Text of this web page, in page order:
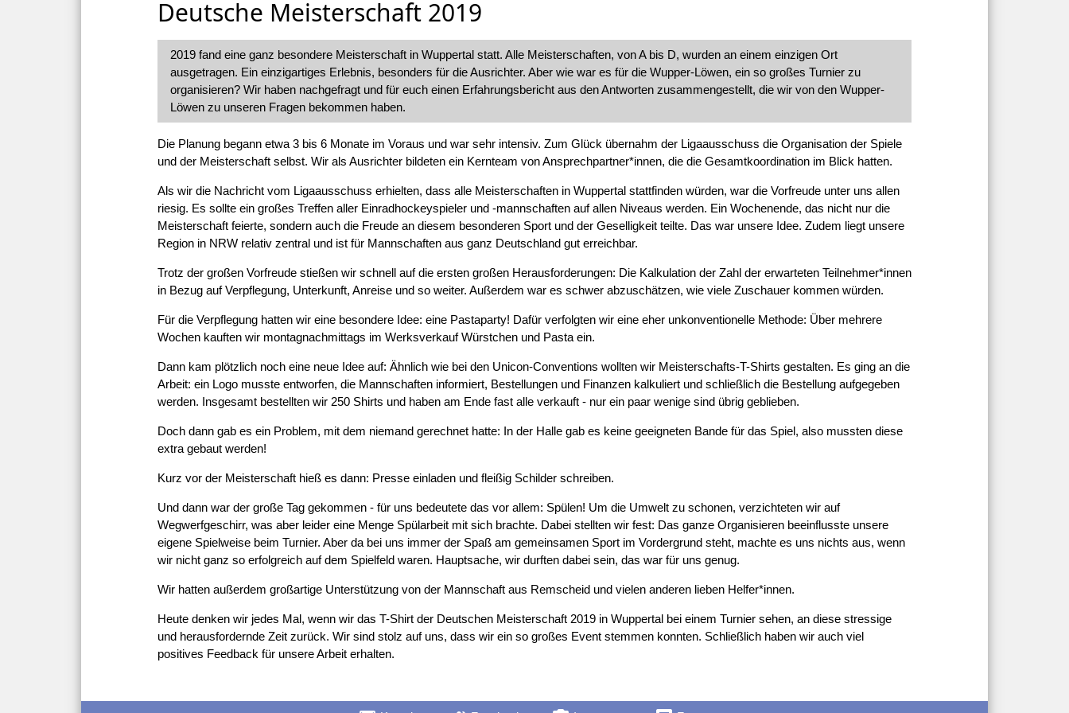
Deutsche Meisterschaft 2019
2019 fand eine ganz besondere Meisterschaft in Wuppertal statt. Alle Meisterschaften, von A bis D, wurden an einem einzigen Ort
ausgetragen. Ein einzigartiges Erlebnis, besonders für die Ausrichter. Aber wie war es für die Wupper-Löwen, ein so großes Turnier zu
organisieren? Wir haben nachgefragt und für euch einen Erfahrungsbericht aus den Antworten zusammengestellt, die wir von den Wupper-
Löwen zu unseren Fragen bekommen haben.
Die Planung begann etwa 3 bis 6 Monate im Voraus und war sehr intensiv. Zum Glück übernahm der Ligaausschuss die Organisation der Spiele
und der Meisterschaft selbst. Wir als Ausrichter bildeten ein Kernteam von Ansprechpartner*innen, die die Gesamtkoordination im Blick hatten.
Als wir die Nachricht vom Ligaausschuss erhielten, dass alle Meisterschaften in Wuppertal stattfinden würden, war die Vorfreude unter uns allen
riesig. Es sollte ein großes Treffen aller Einradhockeyspieler und -mannschaften auf allen Niveaus werden. Ein Wochenende, das nicht nur die
Meisterschaft feierte, sondern auch die Freude an diesem besonderen Sport und der Geselligkeit teilte. Das war unsere Idee. Zudem liegt unsere
Region in NRW relativ zentral und ist für Mannschaften aus ganz Deutschland gut erreichbar.
Trotz der großen Vorfreude stießen wir schnell auf die ersten großen Herausforderungen: Die Kalkulation der Zahl der erwarteten Teilnehmer*innen
in Bezug auf Verpflegung, Unterkunft, Anreise und so weiter. Außerdem war es schwer abzuschätzen, wie viele Zuschauer kommen würden.
Für die Verpflegung hatten wir eine besondere Idee: eine Pastaparty! Dafür verfolgten wir eine eher unkonventionelle Methode: Über mehrere
Wochen kauften wir montagnachmittags im Werksverkauf Würstchen und Pasta ein.
Dann kam plötzlich noch eine neue Idee auf: Ähnlich wie bei den Unicon-Conventions wollten wir Meisterschafts-T-Shirts gestalten. Es ging an die
Arbeit: ein Logo musste entworfen, die Mannschaften informiert, Bestellungen und Finanzen kalkuliert und schließlich die Bestellung aufgegeben
werden. Insgesamt bestellten wir 250 Shirts und haben am Ende fast alle verkauft - nur ein paar wenige sind übrig geblieben.
Doch dann gab es ein Problem, mit dem niemand gerechnet hatte: In der Halle gab es keine geeigneten Bande für das Spiel, also mussten diese
extra gebaut werden!
Kurz vor der Meisterschaft hieß es dann: Presse einladen und fleißig Schilder schreiben.
Und dann war der große Tag gekommen - für uns bedeutete das vor allem: Spülen! Um die Umwelt zu schonen, verzichteten wir auf
Wegwerfgeschirr, was aber leider eine Menge Spülarbeit mit sich brachte. Dabei stellten wir fest: Das ganze Organisieren beeinflusste unsere
eigene Spielweise beim Turnier. Aber da bei uns immer der Spaß am gemeinsamen Sport im Vordergrund steht, machte es uns nichts aus, wenn
wir nicht ganz so erfolgreich auf dem Spielfeld waren. Hauptsache, wir durften dabei sein, das war für uns genug.
Wir hatten außerdem großartige Unterstützung von der Mannschaft aus Remscheid und vielen anderen lieben Helfer*innen.
Heute denken wir jedes Mal, wenn wir das T-Shirt der Deutschen Meisterschaft 2019 in Wuppertal bei einem Turnier sehen, an diese stressige
und herausfordernde Zeit zurück. Wir sind stolz auf uns, dass wir ein so großes Event stemmen konnten. Schließlich haben wir auch viel
positives Feedback für unsere Arbeit erhalten.